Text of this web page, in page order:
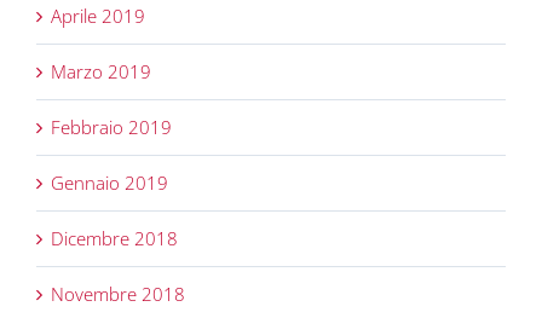
Aprile 2019
Marzo 2019
Febbraio 2019
Gennaio 2019
Dicembre 2018
Novembre 2018